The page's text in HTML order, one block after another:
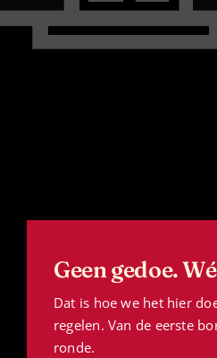
Geen gedoe.
Dat is hoe we het hier
regelen. Van de eerste
ronde.